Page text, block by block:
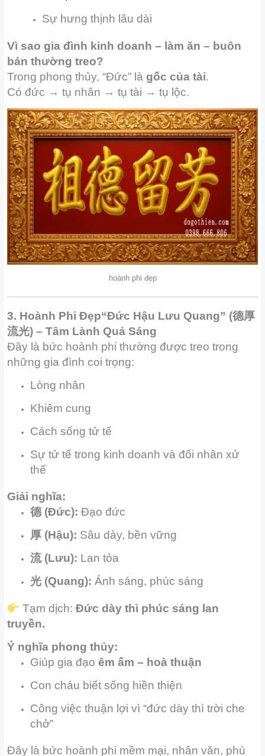
Sự hưng thịnh lâu dài
Vì sao gia đình kinh doanh – làm ăn – buôn
bán thường treo?
Trong phong thủy, “Đức” làgốc của tài.
Có đức → tụ nhân → tụ tài → tụ lộc.
hoành phi đẹp
3. Hoành Phi Đẹp“Đức Hậu Lưu Quang” (德厚
流光) – Tâm Lành Quả Sáng
Đây là bức hoành phi thường được treo trong
những gia đình coi trọng:
Lòng nhân
Khiêm cung
Cách sống tử tế
Sự tử tế trong kinh doanh và đối nhân xử
thế
Giải nghĩa:
德 (Đức): Đạo đức
厚 (Hậu): Sâu dày, bền vững
流 (Lưu): Lan tỏa
光 (Quang): Ánh sáng, phúc sáng
Tạm dịch:Đức dày thì phúc sáng lan
truyền.
Ý nghĩa phong thủy:
Giúp gia đạoêm ấm – hoà thuận
Con cháu biết sống hiền thiện
Công việc thuận lợi vì “đức dày thì trời che
chở”
Đây là bức hoành phi mềm mại, nhân văn, phù